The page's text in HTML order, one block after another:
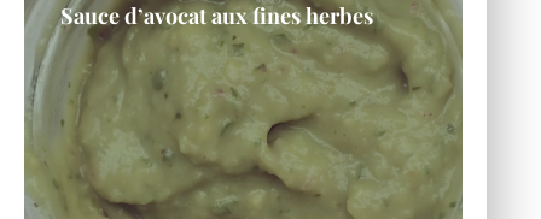
Sauce d’avocat aux fines herbes